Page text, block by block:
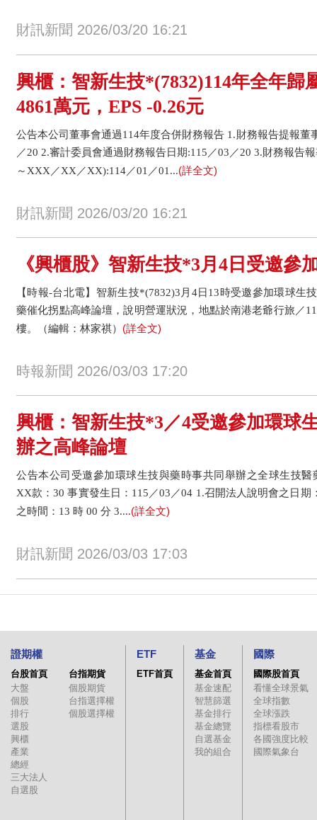
財訊新聞 2026/03/20 16:21
興櫃：智新生技*(7832)114年全年歸
4861萬元，EPS -0.26元
公告本公司董事會通過114年度合併財務報告 1.財務報告提報董
／20 2.審計委員會通過財務報告日期:115／03／20 3.財務報告
～XXX／XX／XX):114／01／01...(詳全文)
財訊新聞 2026/03/20 16:21
《興櫃股》智新生技*3月4日受邀參
【時報-台北電】智新生技*(7832)3月4日13時受邀參加環球生
藥催化拐點高峰論壇，說明營運狀況，地點於南港老爺行旅／
樓。（編輯：林家祺） (詳全文)
時報新聞 2026/03/03 17:20
興櫃：智新生技*3／4受邀參加環球
辦之高峰論壇
公告本公司受邀參加環球生技與藥時事共同舉辦之全球生技
XX款：30 事實發生日：115／03／04 1.召開法人說明會之日期
之時間：13 時 00 分 3....(詳全文)
財訊新聞 2026/03/03 17:03
證期權
台股首頁
大盤
個股
排行
選股
興櫃
產業
總經
三大法人
自選股
台指期貨
個股期貨
台指選擇權
個股選擇權
ETF
ETF首頁
基金
基金首頁
基金速配
智慧篩選
基金排行
基金總覽
自選基金
我的組合
國際
國際股首頁
看懂全球景氣
全球指數
全球漲跌
指標看股市
各國強度比較
國際氣象台